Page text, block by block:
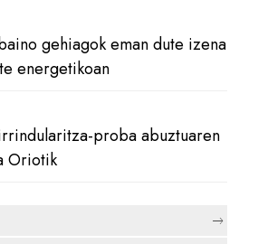
gehiagok eman dute izena
energetikoan
proba abuztuaren
Oriotik